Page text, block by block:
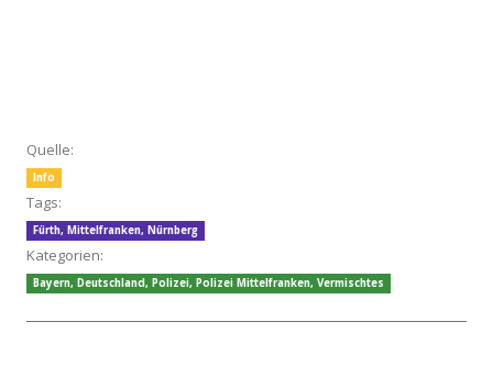
Quelle:
Info
Tags:
Fürth, Mittelfranken, Nürnberg
Kategorien:
Bayern, Deutschland, Polizei, Polizei Mittelfranken, Vermischtes